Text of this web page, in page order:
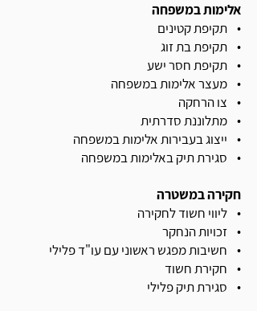
אלימות במשפחה
• תקיפת קטינים
• תקיפת בת זוג
• תקיפת חסר ישע
• מעצר אלימות במשפחה
• צו הרחקה
• מתלוננת סדרתית
• ייצוג בעבירות אלימות במשפחה
• סגירת תיק באלימות במשפחה
חקירה במשטרה
• ליווי חשוד לחקירה
• זכויות הנחקר
• חשיבות מפגש ראשוני עם עו"ד פלילי
• חקירת חשוד
• סגירת תיק פלילי